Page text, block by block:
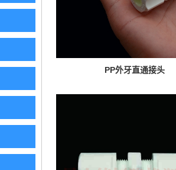
PP外牙直通接头